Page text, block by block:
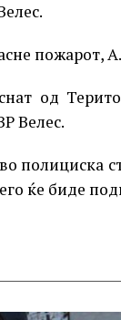
пожарот,
од
Велес.
полициска
ќе биде